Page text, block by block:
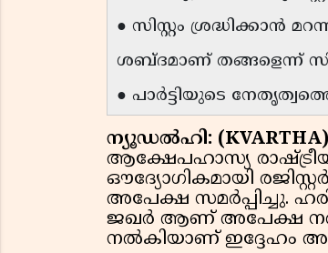
● സിസ്റ്റം
ശബ്ദമാണ് തങ്ങളെന്ന്
● പാർട്ടിയുടെ
ന്യൂഡൽഹി: (KVARTHA)
ആക്ഷേപഹാസ്യ
ഔദ്യോഗികമായി
അപേക്ഷ സമർപ്പിച്ചു.
ജഖർ ആണ് അപേക്ഷ
നൽകിയാണ് ഇദ്ദേഹം